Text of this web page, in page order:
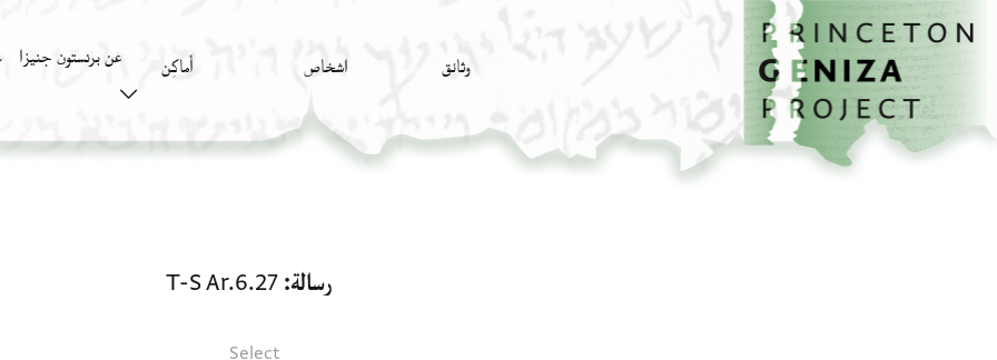
تخطي إلى المحتوى الرئيسي
الصفحة الرئيسية
وثائق اشخاص أَماكِن عن برنستون جنيزا
رسالة T-S Ar.6.27
Select